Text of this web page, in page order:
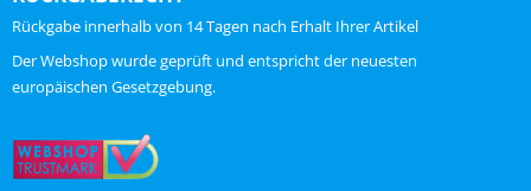
Rückgabe innerhalb von 14 Tagen nach Erhalt Ihrer Artikel
ChatGPT zei:
Der Webshop wurde geprüft und entspricht der neuesten
europäischen Gesetzgebung.